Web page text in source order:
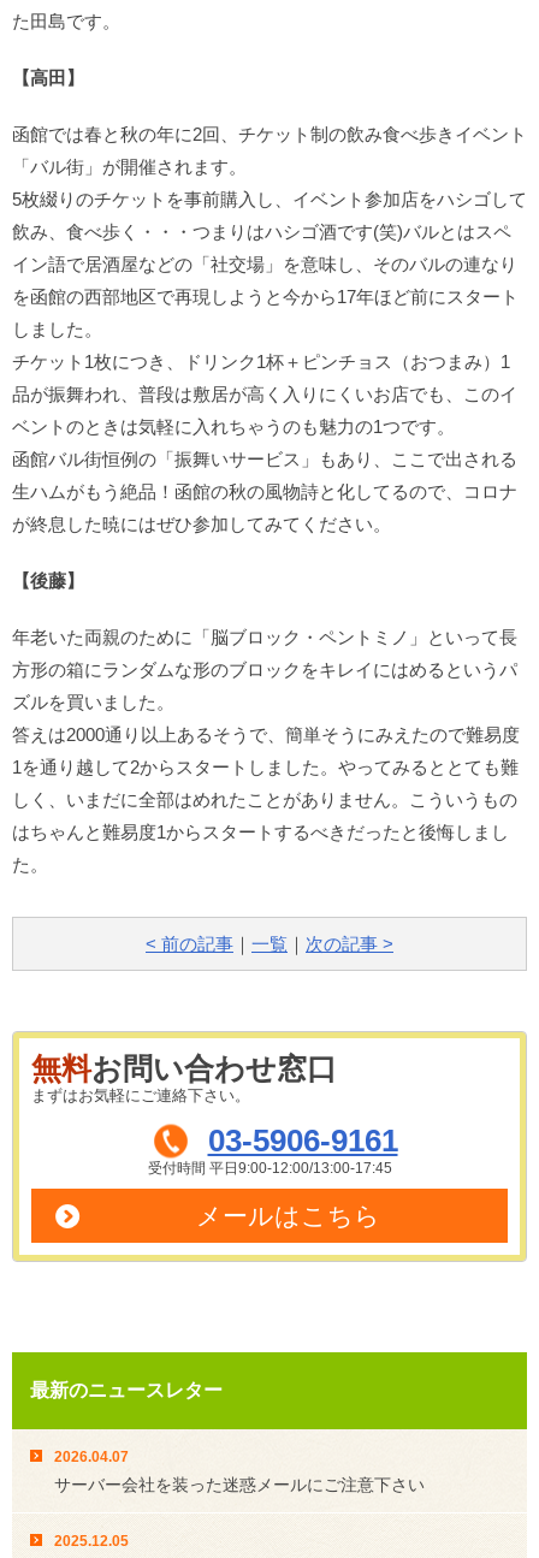
た田島です。
【高田】
函館では春と秋の年に2回、チケット制の飲み食べ歩きイベント
「バル街」が開催されます。
5枚綴りのチケットを事前購入し、イベント参加店をハシゴして
飲み、食べ歩く・・・つまりはハシゴ酒です(笑)バルとはスペ
イン語で居酒屋などの「社交場」を意味し、そのバルの連なり
を函館の西部地区で再現しようと今から17年ほど前にスタート
しました。
チケット1枚につき、ドリンク1杯＋ピンチョス（おつまみ）1
品が振舞われ、普段は敷居が高く入りにくいお店でも、このイ
ベントのときは気軽に入れちゃうのも魅力の1つです。
函館バル街恒例の「振舞いサービス」もあり、ここで出される
生ハムがもう絶品！函館の秋の風物詩と化してるので、コロナ
が終息した暁にはぜひ参加してみてください。
【後藤】
年老いた両親のために「脳ブロック・ペントミノ」といって長
方形の箱にランダムな形のブロックをキレイにはめるというパ
ズルを買いました。
答えは2000通り以上あるそうで、簡単そうにみえたので難易度
1を通り越して2からスタートしました。やってみるととても難
しく、いまだに全部はめれたことがありません。こういうもの
はちゃんと難易度1からスタートするべきだったと後悔しまし
た。
< 前の記事 ｜ 一覧 ｜ 次の記事 >
無料お問い合わせ窓口
まずはお気軽にご連絡下さい。
03-5906-9161
受付時間 平日9:00-12:00/13:00-17:45
メールはこちら
最新のニュースレター
2026.04.07
サーバー会社を装った迷惑メールにご注意下さい
2025.12.05